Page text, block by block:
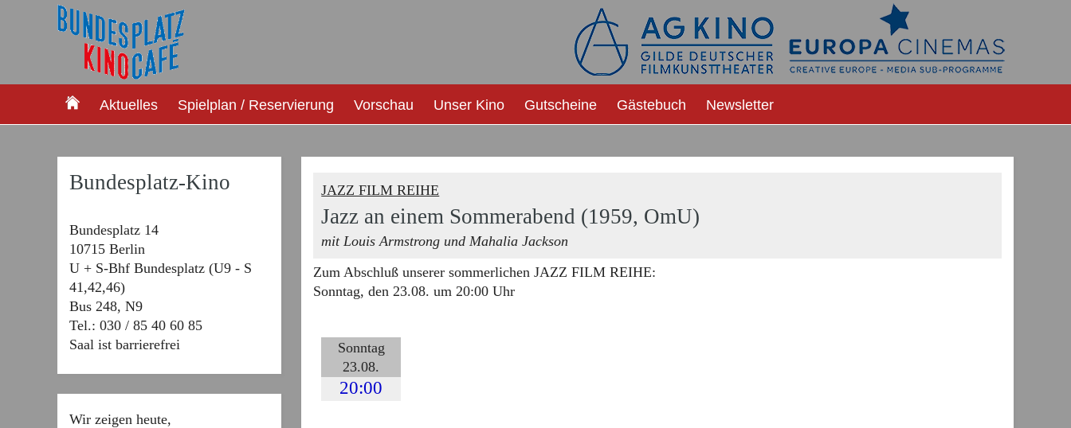
Aktuelles Spielplan / Reservierung Vorschau Unser Kino Gutscheine Gästebuch Newsletter
Bundesplatz-Kino
Bundesplatz 14
10715 Berlin
U + S-Bhf Bundesplatz (U9 - S
41,42,46)
Bus 248, N9
Tel.: 030 / 85 40 60 85
Saal ist barrierefrei
Wir zeigen heute,
JAZZ FILM REIHE
Jazz an einem Sommerabend (1959, OmU)
mit Louis Armstrong und Mahalia Jackson
Zum Abschluß unserer sommerlichen JAZZ FILM REIHE:
Sonntag, den 23.08. um 20:00 Uhr
Sonntag
23.08.
20:00